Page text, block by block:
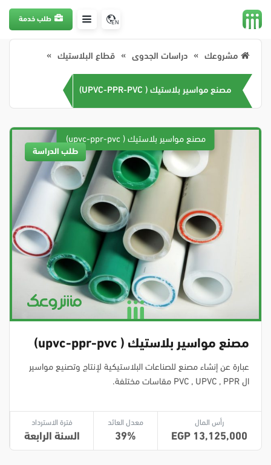
EN طلب خدمة
مشروعك دراسات الجدوى قطاع البلاستيك
مصنع مواسير بلاستيك ( UPVC-PPR-PVC)
مصنع مواسير بلاستيك ( upvc-ppr-pvc)
طلب الدراسة
عبارة عن إنشاء مصنع للصناعات البلاستيكية لإنتاج وتصنيع مواسير
ال PVC , UPVC , PPR مقاسات مختلفة.
رأس المال
13,125,000
معدل العائد
39
فترة الاسترداد
السنة الرابعة